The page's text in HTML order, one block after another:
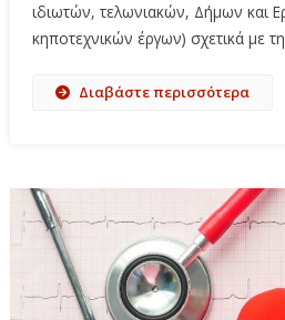
ιδιωτών, τελωνιακών, Δήμων και
κηποτεχνικών έργων) σχετικά με
Διαβάστε περισσότερα